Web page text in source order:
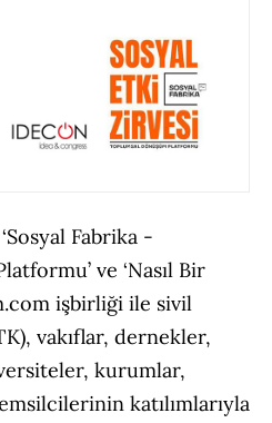
Fabrika -
ve ‘Nasıl Bir
işbirliği ile sivil
vakıflar, dernekler,
kurumlar,
katılımlarıyla